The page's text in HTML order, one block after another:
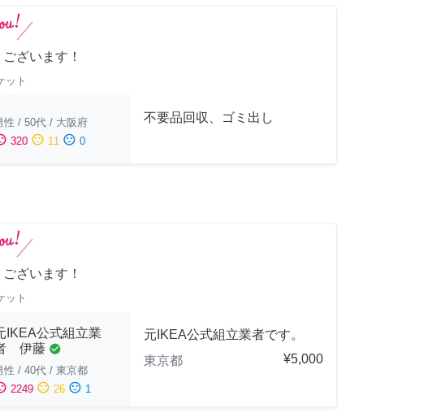
ざいます！
ット
性 / 50代 / 大阪府
320 sentiment_neutral 11 sentiment_dissatisfied 0
不要品回収、ゴミ出し
ざいます！
ット
IKEA公式組立業
伊藤 check_circle
性 / 40代 / 東京都
2249 sentiment_neutral 26 sentiment_dissatisfied 1
元IKEA公式組立業者です。
東京都
¥5,000